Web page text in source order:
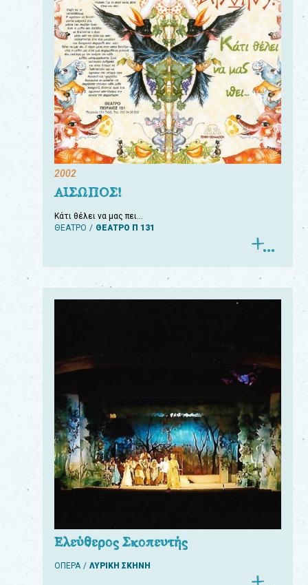
2002
ΑΙΣΩΠΟΣ!
Κάτι θέλει να μας πει…
ΘΕΑΤΡΟ
ΘΕΑΤΡΟ Π 131
Ελεύθερος Σκοπευτής
ΟΠΕΡΑ ΛΥΡΙΚΗ ΣΚΗΝΗ